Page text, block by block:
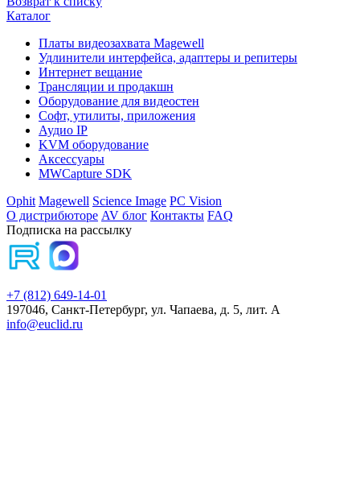
Каталог
Платы видеозахвата Magewell
Удлинители интерфейса, адаптеры и репитеры
Интернет вещание
Трансляции и продакшн
Оборудование для видеостен
Софт, утилиты, приложения
Аудио IP
KVM оборудование
Аксессуары
MWCapture SDK
Ophit Magewell Science Image PC Vision
О дистрибюторе AV блог Контакты FAQ
Подписка на рассылку
+7 (812) 649-14-01
197046, Санкт-Петербург, ул. Чапаева, д. 5, лит. А
info@euclid.ru